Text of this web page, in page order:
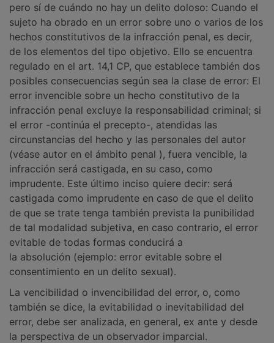
pero sí de cuándo no hay un delito doloso: Cuando el
sujeto ha obrado en un error sobre uno o varios de los
hechos constitutivos de la infracción penal, es decir,
de los elementos del tipo objetivo. Ello se encuentra
regulado en el art. 14,1 CP, que establece también dos
posibles consecuencias según sea la clase de error: El
error invencible sobre un hecho constitutivo de la
infracción penal excluye la responsabilidad criminal; si
el error -continúa el precepto-, atendidas las
circunstancias del hecho y las personales del autor
(véase autor en el ámbito penal ), fuera vencible, la
infracción será castigada, en su caso, como
imprudente. Este último inciso quiere decir: será
castigada como imprudente en caso de que el delito
de que se trate tenga también prevista la punibilidad
de tal modalidad subjetiva, en caso contrario, el error
evitable de todas formas conducirá a
la absolución (ejemplo: error evitable sobre el
consentimiento en un delito sexual).
La vencibilidad o invencibilidad del error, o, como
también se dice, la evitabilidad o inevitabilidad del
error, debe ser analizada, en general, ex ante y desde
la perspectiva de un observador imparcial.